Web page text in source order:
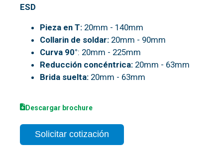
ESD
Pieza en T: 20mm - 140mm
Collarin de soldar: 20mm - 90mm
Curva 90°: 20mm - 225mm
Reducción concéntrica: 20mm - 63mm
Brida suelta: 20mm - 63mm
Descargar brochure
Solicitar cotización